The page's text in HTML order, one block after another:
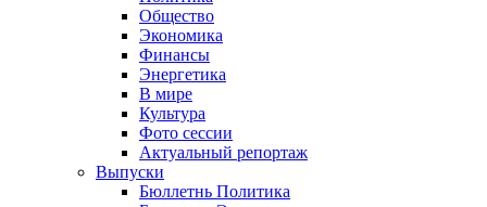
Общество
Экономика
Финансы
Энергетика
В мире
Культура
Фото сессии
Актуальный репортаж
Выпуски
Бюллетнь Политика